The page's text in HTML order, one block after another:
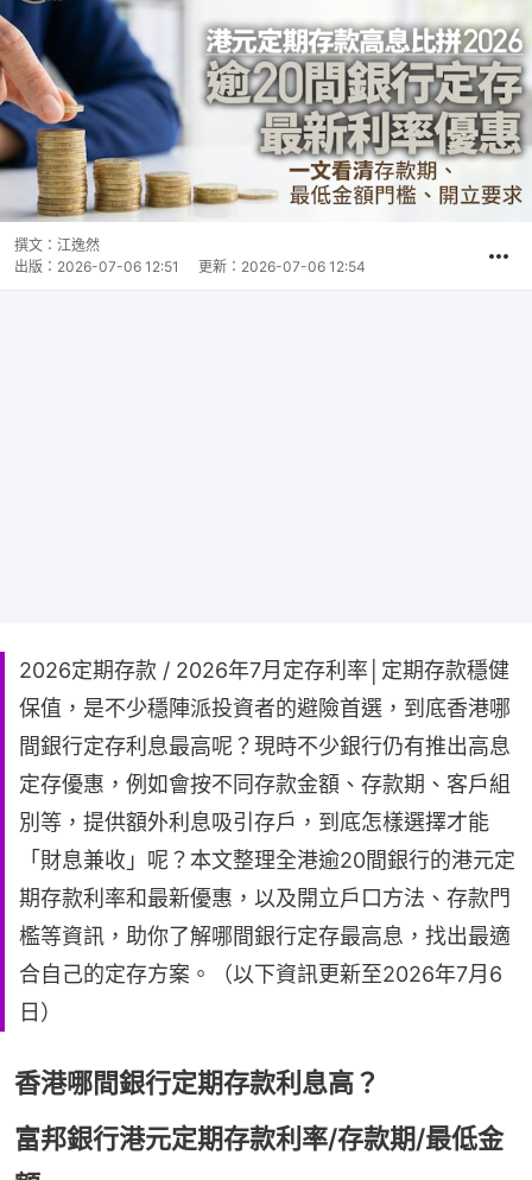
撰文： 江逸然
出版： 2026-07-06 12:51 更新： 2026-07-06 12:54
2026定期存款 / 2026年7月定存利率│定期存款穩健
保值，是不少穩陣派投資者的避險首選，到底香港哪
間銀行定存利息最高呢？現時不少銀行仍有推出高息
定存優惠，例如會按不同存款金額、存款期、客戶組
別等，提供額外利息吸引存戶，到底怎樣選擇才能
「財息兼收」呢？本文整理全港逾20間銀行的港元定
期存款利率和最新優惠，以及開立戶口方法、存款門
檻等資訊，助你了解哪間銀行定存最高息，找出最適
合自己的定存方案。（以下資訊更新至2026年7月6
日）
香港哪間銀行定期存款利息高？
富邦銀行港元定期存款利率/存款期/最低金